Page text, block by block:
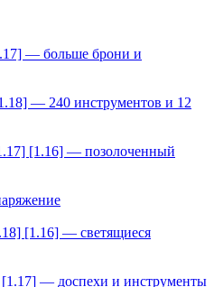
— больше брони и
— 240 инструментов и 12
[1.16] — позолоченный
[1.16] — светящиеся
— доспехи и инструменты